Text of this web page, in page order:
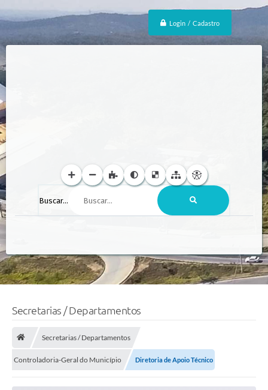
Login / Cadastro
Buscar...
Secretarias / Departamentos
Secretarias / Departamentos
Controladoria-Geral do Município Diretoria de Apoio Técnico